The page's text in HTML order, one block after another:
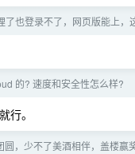
也登录不了，网页版能上，
的? 速度和安全性怎么样?
行。
，少不了美酒相伴，盖楼赢